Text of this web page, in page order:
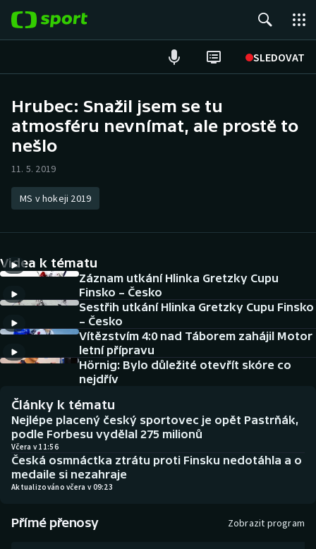
SLEDOVAT
Hokej
Atletika
DALŠÍ SPORTY
Americký fotbal
Baseball a softbal
Basketbal
Boby a skeleton
Box
Dostihy
NEPŘEHLÉDNĚTE
Soutěže
Historické návraty
AZ kvíz
Hrubec: Snažil jsem se tu
atmosféru nevnímat, ale prostě to
nešlo
11. 5. 2019
MS v hokeji 2019
Videa k tématu
Záznam utkání Hlinka Gretzky Cupu
Finsko – Česko
Sestřih utkání Hlinka Gretzky Cupu Finsko
– Česko
Vítězstvím 4:0 nad Táborem zahájil Motor
letní přípravu
Hörnig: Bylo důležité otevřít skóre co
nejdřív
Články k tématu
Nejlépe placený český sportovec je opět Pastrňák,
podle Forbesu vydělal 275 milionů
Včera v 11:56
Česká osmnáctka ztrátu proti Finsku nedotáhla a o
medaile si nezahraje
Aktualizováno včera v 09:23
Přímé přenosy Zobrazit program